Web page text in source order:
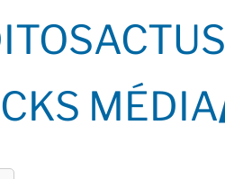
ACTUS
MÉDIA